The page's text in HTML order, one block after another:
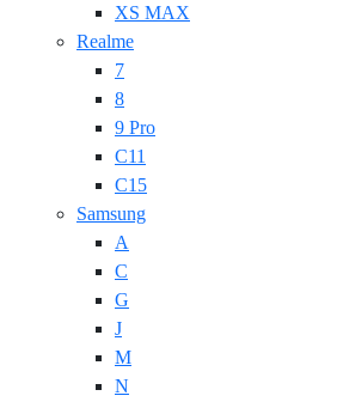
XS MAX
Realme
7
8
9 Pro
C11
C15
Samsung
A
C
G
J
M
N